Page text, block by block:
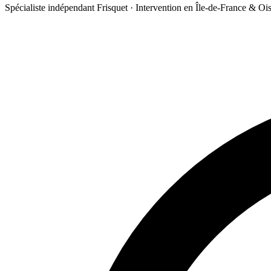
Spécialiste indépendant Frisquet · Intervention en Île-de-France &